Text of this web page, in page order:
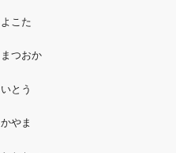
よこた
まつおか
いとう
かやま